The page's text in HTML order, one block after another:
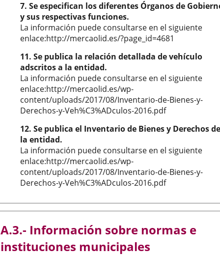
7. Se especifican los diferentes Órganos de
y sus respectivas funciones.
La información puede consultarse en el siguiente
enlace:http://mercaolid.es/?page_id=4681
11. Se publica la relación detallada de vehículo
adscritos a la entidad.
La información puede consultarse en el siguiente
enlace:http://mercaolid.es/wp-
content/uploads/2017/08/Inventario-de-Bienes-y-
Derechos-y-Veh%C3%ADculos-2016.pdf
12. Se publica el Inventario de Bienes y Derechos de
la entidad.
La información puede consultarse en el siguiente
enlace:http://mercaolid.es/wp-
content/uploads/2017/08/Inventario-de-Bienes-y-
Derechos-y-Veh%C3%ADculos-2016.pdf
A.3.- Información sobre normas e
instituciones municipales